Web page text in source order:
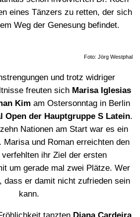
eines Tänzers zu retten, der sich
Weg der Genesung befindet.
Foto: Jörg Westphal
und trotz widriger
freuten sich Marisa Iglesias
Kim am Ostersonntag in Berlin
Open der Hauptgruppe S Latein.
Nationen am Start war es ein
Marisa und Roman erreichten den
ihr Ziel der ersten
um gerade mal zwei Plätze. Wer
dass er damit nicht zufrieden sein
kann.